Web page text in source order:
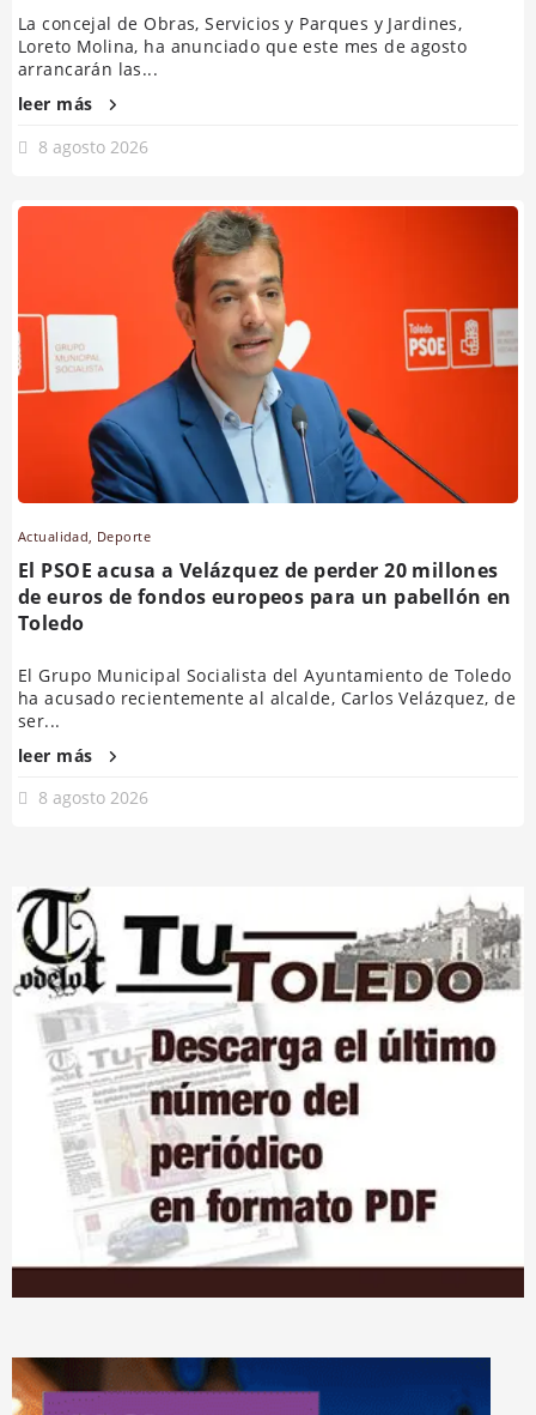
La concejal de Obras, Servicios y Parques y Jardines,
Loreto Molina, ha anunciado que este mes de agosto
arrancarán las...
leer más
8 agosto 2026
Actualidad, Deporte
El PSOE acusa a Velázquez de perder 20 millones
de euros de fondos europeos para un pabellón en
Toledo
El Grupo Municipal Socialista del Ayuntamiento de Toledo
ha acusado recientemente al alcalde, Carlos Velázquez, de
ser...
leer más
8 agosto 2026